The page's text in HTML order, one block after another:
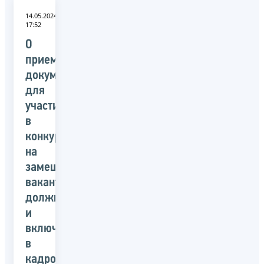
14.05.2024
17:52
О
приеме
документов
для
участия
в
конкурсе
на
замещение
вакантных
должностей
и
включение
в
кадровый